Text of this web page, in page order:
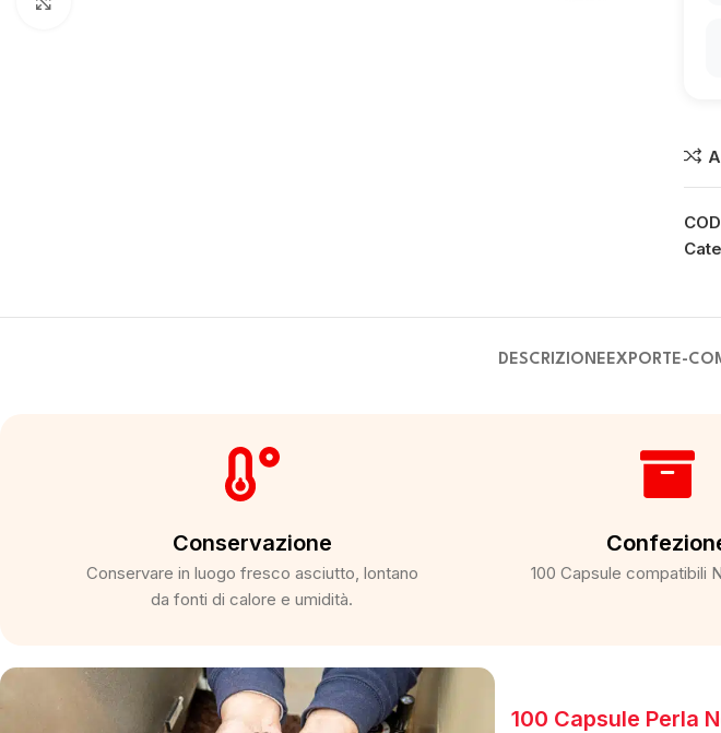
DESCRIZIONEEXPORT E-
Conservazione
Conservare in luogo fresco asciutto, lontano
da fonti di calore e umidità.​
100 Capsule compatibili
100 Capsule Perla